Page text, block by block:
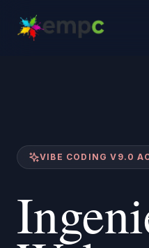
VIBE CODING V9.0